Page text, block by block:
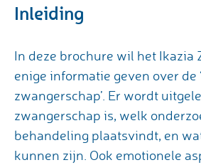
Inleiding
In deze brochure wil het Ikazia
enige informatie geven over de
zwangerschap’. Er wordt
zwangerschap is, welk
behandeling plaatsvindt, en
kunnen zijn. Ook emotionele